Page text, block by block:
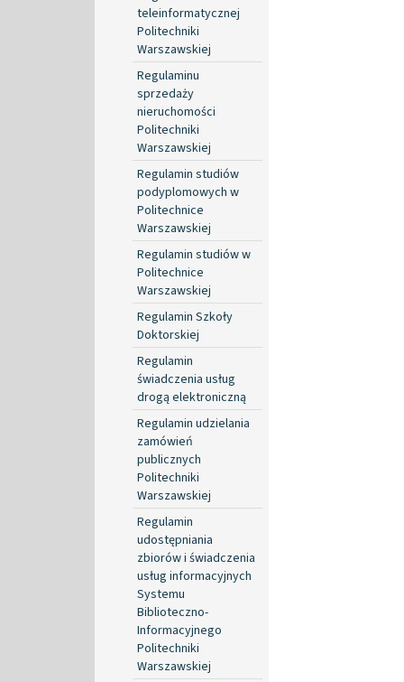
teleinformatycznej
Politechniki
Warszawskiej
Regulaminu
sprzedaży
nieruchomości
Politechniki
Warszawskiej
Regulamin studiów
podyplomowych w
Politechnice
Warszawskiej
Regulamin studiów w
Politechnice
Warszawskiej
Regulamin Szkoły
Doktorskiej
Regulamin
świadczenia usług
drogą elektroniczną
Regulamin udzielania
zamówień
publicznych
Politechniki
Warszawskiej
Regulamin
udostępniania
zbiorów i świadczenia
usług informacyjnych
Systemu
Biblioteczno-
Informacyjnego
Politechniki
Warszawskiej